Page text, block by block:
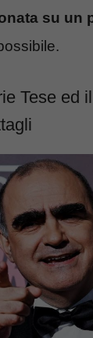
su un
Tese ed